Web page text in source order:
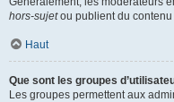
hors-sujetou publient du contenu
Haut
Que sont les groupes
Les groupes permettent aux